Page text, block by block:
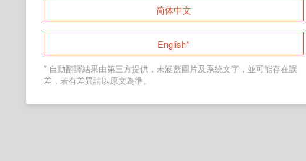
返回首頁
简体中文
English*
* 自動翻譯結果由第三方提供，未涵蓋圖片及系統文字，並可能存在誤
差，若有差異請以原文為準。